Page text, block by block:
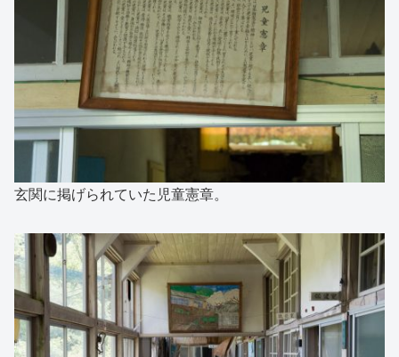
玄関に掲げられていた児童憲章。